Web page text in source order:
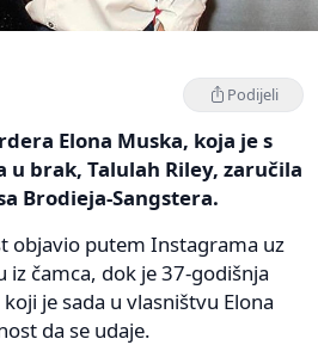
Podijeli
Elona Muska, koja je s
brak, Talulah Riley, zaručila
Brodieja-Sangstera.
objavio putem Instagrama uz
čamca, dok je 37-godišnja
je sada u vlasništvu Elona
da se udaje.